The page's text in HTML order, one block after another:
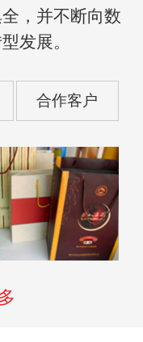
，并不断向数
发展。
合作客户